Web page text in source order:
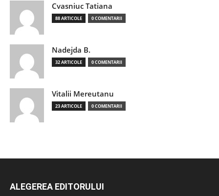
Cvasniuc Tatiana
88 ARTICOLE 0 COMENTARII
Nadejda B.
32 ARTICOLE 0 COMENTARII
Vitalii Mereutanu
23 ARTICOLE 0 COMENTARII
ALEGEREA EDITORULUI